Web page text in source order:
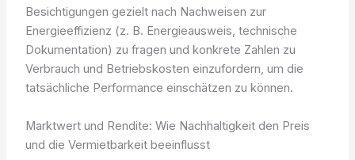
Besichtigungen gezielt nach Nachweisen zur
Energieeffizienz (z. B. Energieausweis, technische
Dokumentation) zu fragen und konkrete Zahlen zu
Verbrauch und Betriebskosten einzufordern, um die
tatsächliche Performance einschätzen zu können.
Marktwert und Rendite: Wie Nachhaltigkeit den Preis
und die Vermietbarkeit beeinflusst